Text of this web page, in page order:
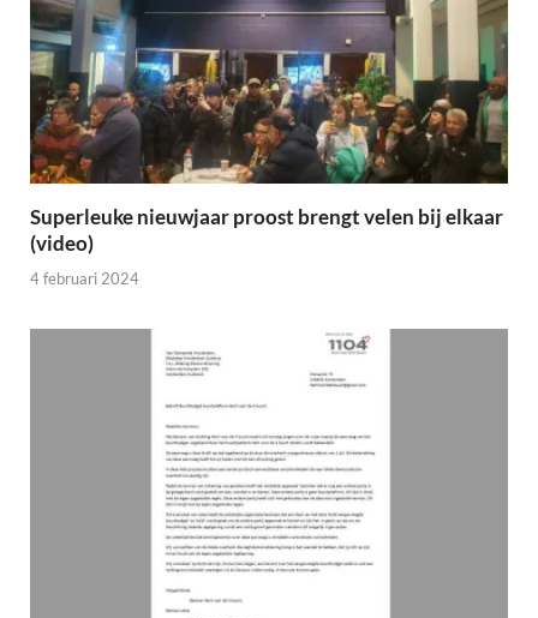
Superleuke nieuwjaar proost brengt velen bij elkaar
(video)
4 februari 2024